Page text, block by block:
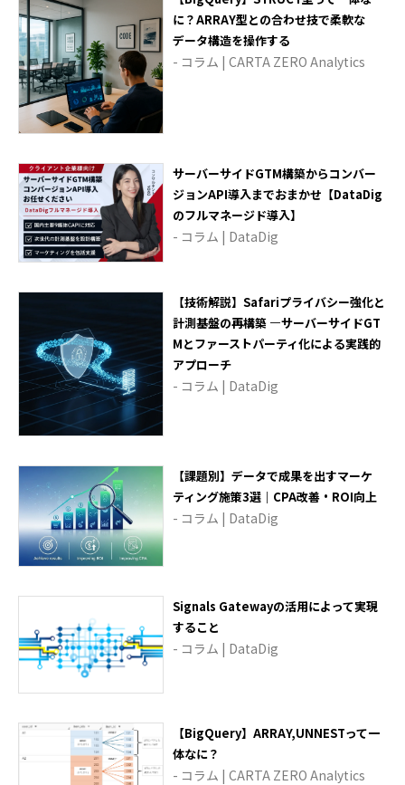
に？ARRAY型との合わせ技で柔軟な
データ構造を操作する
- コラム | CARTA ZERO Analytics
サーバーサイドGTM構築からコンバー
ジョンAPI導入までおまかせ【DataDig
のフルマネージド導入】
- コラム | DataDig
【技術解説】Safariプライバシー強化と
計測基盤の再構築 —サーバーサイドGT
Mとファーストパーティ化による実践的
アプローチ
- コラム | DataDig
【課題別】データで成果を出すマーケ
ティング施策3選｜CPA改善・ROI向上
- コラム | DataDig
Signals Gatewayの活用によって実現
すること
- コラム | DataDig
【BigQuery】ARRAY,UNNESTって一
体なに？
- コラム | CARTA ZERO Analytics